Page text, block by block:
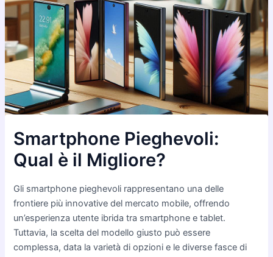
Smartphone Pieghevoli:
Qual è il Migliore?
Gli smartphone pieghevoli rappresentano una delle
frontiere più innovative del mercato mobile, offrendo
un’esperienza utente ibrida tra smartphone e tablet.
Tuttavia, la scelta del modello giusto può essere
complessa, data la varietà di opzioni e le diverse fasce di